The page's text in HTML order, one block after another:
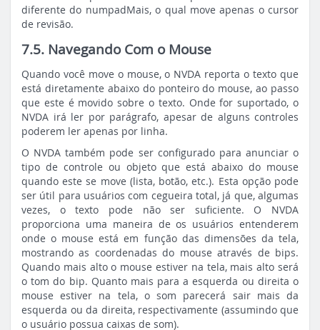
diferente do numpadMais, o qual move apenas o cursor
de revisão.
7.5. Navegando Com o Mouse
Quando você move o mouse, o NVDA reporta o texto que
está diretamente abaixo do ponteiro do mouse, ao passo
que este é movido sobre o texto. Onde for suportado, o
NVDA irá ler por parágrafo, apesar de alguns controles
poderem ler apenas por linha.
O NVDA também pode ser configurado para anunciar o
tipo de controle ou objeto que está abaixo do mouse
quando este se move (lista, botão, etc.). Esta opção pode
ser útil para usuários com cegueira total, já que, algumas
vezes, o texto pode não ser suficiente. O NVDA
proporciona uma maneira de os usuários entenderem
onde o mouse está em função das dimensões da tela,
mostrando as coordenadas do mouse através de bips.
Quando mais alto o mouse estiver na tela, mais alto será
o tom do bip. Quanto mais para a esquerda ou direita o
mouse estiver na tela, o som parecerá sair mais da
esquerda ou da direita, respectivamente (assumindo que
o usuário possua caixas de som).